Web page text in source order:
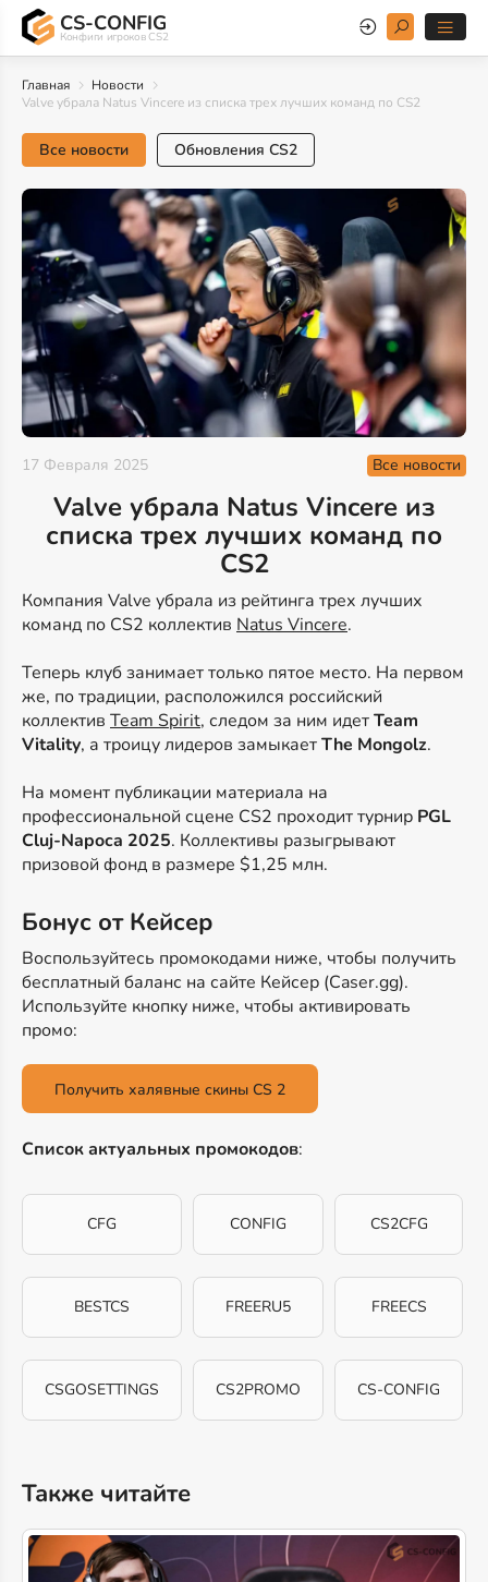
CS-CONFIG
Конфиги игроков CS2
Главная
Новости
Valve убрала Natus Vincere из списка трех лучших команд по CS2
Все новости Обновления CS2
17 Февраля 2025 Все новости
Valve убрала Natus Vincere из
списка трех лучших команд по
CS2
Компания Valve убрала из рейтинга трех лучших
команд по CS2 коллектив Natus Vincere.
Теперь клуб занимает только пятое место. На первом
же, по традиции, расположился российский
коллектив Team Spirit, следом за ним идетTeam
Vitality, а троицу лидеров замыкаетThe Mongolz.
На момент публикации материала на
профессиональной сцене CS2 проходит турнир PGL
Cluj-Napoca 2025. Коллективы разыгрывают
призовой фонд в размере $1,25 млн.
Бонус от Кейсер
Воспользуйтесь промокодами ниже, чтобы получить
бесплатный баланс на сайте Кейсер (Caser.gg).
Используйте кнопку ниже, чтобы активировать
промо:
Получить халявные скины CS 2
Список актуальных промокодов:
CFG CONFIG CS2CFG
BESTCS FREERU5 FREECS
CSGOSETTINGS CS2PROMO CS-CONFIG
Также читайте